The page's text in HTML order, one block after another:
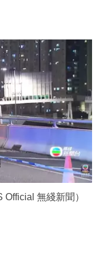
Official 無綫新聞）